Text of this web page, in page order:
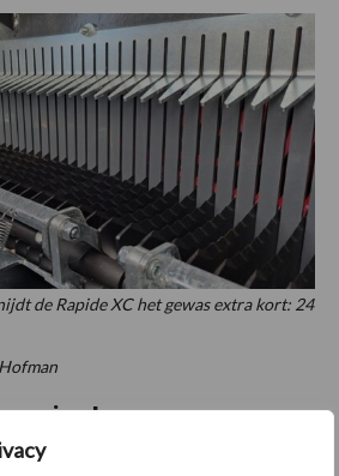
de Rapide XC het gewas extra kort: 24
jou!